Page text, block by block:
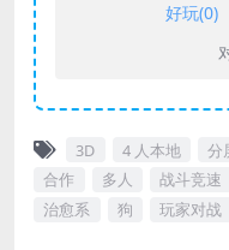
好玩(0)
3D 4 人本地 分
合作
多人 战斗竞速
治愈系
狗 玩家对战